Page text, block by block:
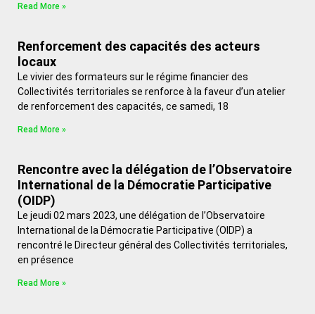
Read More »
Renforcement des capacités des acteurs
locaux
Le vivier des formateurs sur le régime financier des
Collectivités territoriales se renforce à la faveur d’un atelier
de renforcement des capacités, ce samedi, 18
Read More »
Rencontre avec la délégation de l’Observatoire
International de la Démocratie Participative
(OIDP)
Le jeudi 02 mars 2023, une délégation de l’Observatoire
International de la Démocratie Participative (OIDP) a
rencontré le Directeur général des Collectivités territoriales,
en présence
Read More »